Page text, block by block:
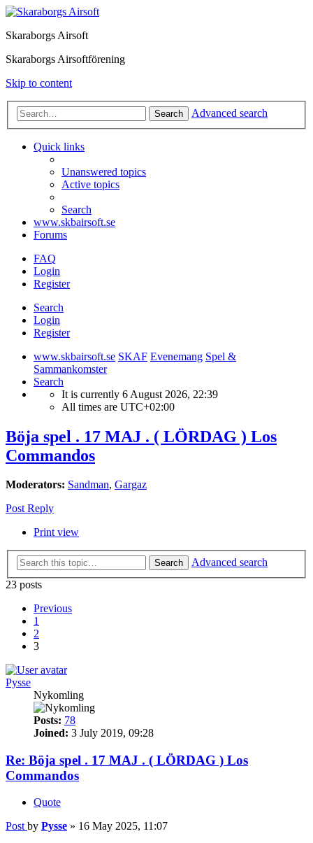
Skaraborgs Airsoft
Skaraborgs Airsoftförening
Skip to content
Search Advanced search
Quick links
Unanswered topics
Active topics
Search
www.skbairsoft.se
Forums
FAQ
Login
Register
Search
Login
Register
www.skbairsoft.se SKAF Evenemang Spel &
Sammankomster
Search
It is currently 6 August 2026, 22:39
All times are UTC+02:00
Böja spel . 17 MAJ . ( LÖRDAG ) Los
Commandos
Moderators: Sandman, Gargaz
Post Reply
Print view
Search
Advanced search
23 posts
Previous
1
2
3
Pysse
Nykomling
Posts: 78
Joined: 3 July 2019, 09:28
Re: Böja spel . 17 MAJ . ( LÖRDAG ) Los
Commandos
Quote
Post by Pysse » 16 May 2025, 11:07